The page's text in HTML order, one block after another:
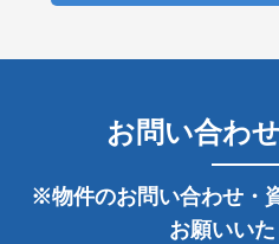
お問い合わ
※物件のお問い合わせ・
お願いいた